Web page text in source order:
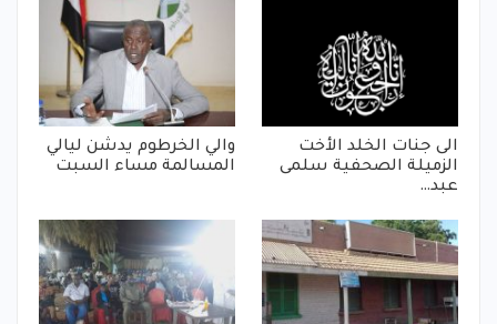
الى جنات الخلد الأخت
الزميلة الصحفية سلمى
عبد…
والي الخرطوم يدشن ليالي
المسالمة مساء السبت